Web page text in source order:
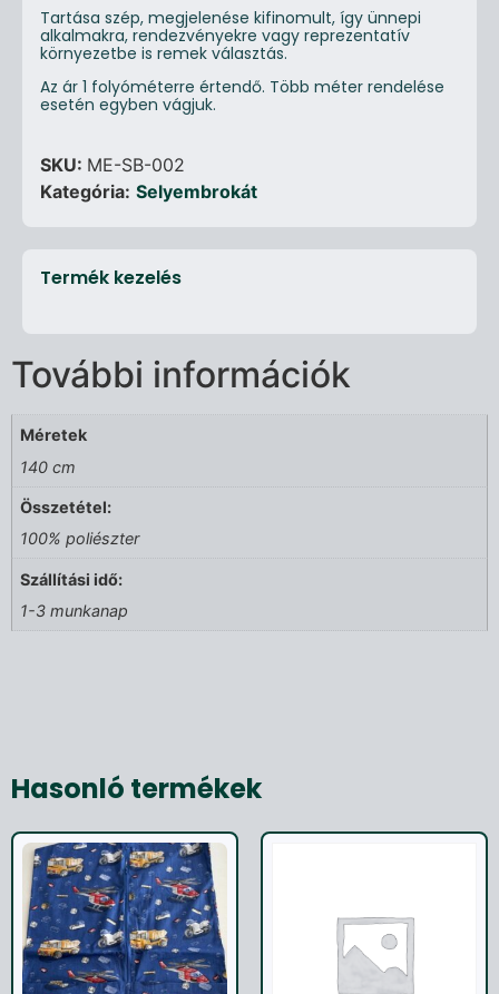
Tartása szép, megjelenése kifinomult, így ünnepi
alkalmakra, rendezvényekre vagy reprezentatív
környezetbe is remek választás.
Az ár 1 folyóméterre értendő. Több méter rendelése
esetén egyben vágjuk.
SKU: ME-SB-002
Kategória: Selyembrokát
Termék kezelés
További információk
Méretek
140 cm
Összetétel:
100% poliészter
Szállítási idő:
1-3 munkanap
Hasonló termékek